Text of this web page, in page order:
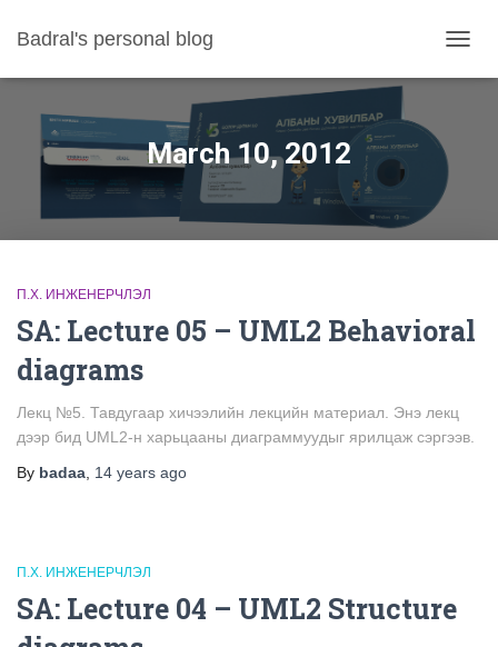
Badral's personal blog
March 10, 2012
П.Х. ИНЖЕНЕРЧЛЭЛ
SA: Lecture 05 – UML2 Behavioral
diagrams
Лекц №5. Тавдугаар хичээлийн лекцийн материал. Энэ лекц
дээр бид UML2-н харьцааны диаграммуудыг ярилцаж сэргээв.
By badaa 14 years ago
П.Х. ИНЖЕНЕРЧЛЭЛ
SA: Lecture 04 – UML2 Structure